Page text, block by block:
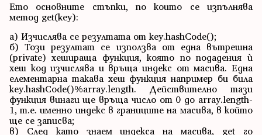
Ето основните стъпки, по които се изпълнява
метод get(key):
a) Изчислява се резултата от key.hashCode();
б) Този резултат се използва от една вътрешна
(private) хешираща функция, която по подадения ѝ
хеш код изчислява и връща индекс от масива. Една
елементарна такава хеш функция например би била
key.hashCode()%array.length. Действително тази
функция винаги ще връща число от 0 до array.length-
1, т.е. именно индекс в границите на масива, в който
ще се записва;
в) След като знаем индекса на масива, get го